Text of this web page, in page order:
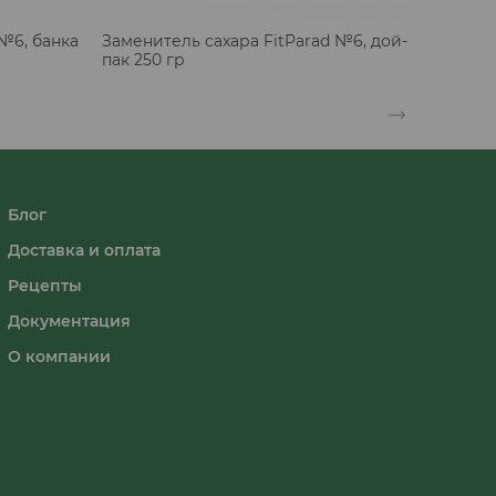
банка
Заменитель сахара FitParad №6, дой-
пак 250 гр
Блог
Доставка и оплата
Рецепты
Документация
О компании